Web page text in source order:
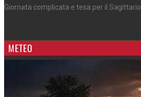
Giornata complicata e tesa per il Sagittario
METEO